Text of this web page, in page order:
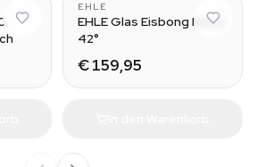
EHLE
EHLE Glas Eisbong Minus
42°
€ 159,95